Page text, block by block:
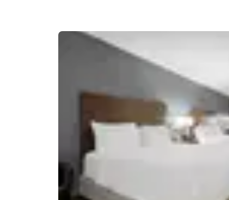
Spain
English
Ireland
English